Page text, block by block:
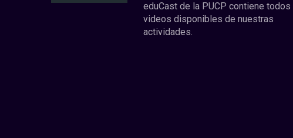
eduCast de la PUCP contiene todos
videos disponibles de nuestras
actividades.